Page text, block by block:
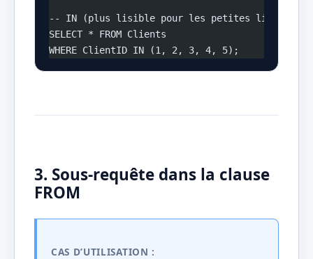
-- IN (plus lisible pour les petites listes)
SELECT * FROM Clients
WHERE ClientID IN (1, 2, 3, 4, 5);
3. Sous-requête dans la clause
FROM
CAS D’UTILISATION :